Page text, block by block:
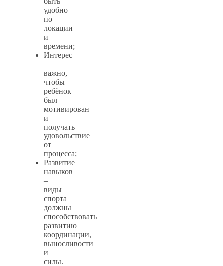
удобно
по
локации
и
времени;
Интерес
–
важно,
чтобы
ребёнок
был
мотивирован
и
получать
удовольствие
от
процесса;
Развитие
навыков
–
виды
спорта
должны
способствовать
развитию
координации,
выносливости
и
силы.